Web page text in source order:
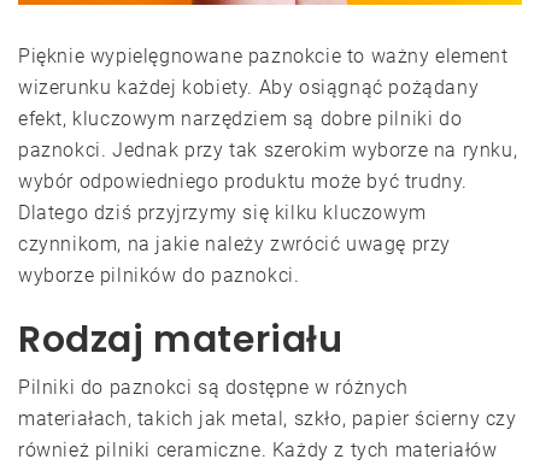
Pięknie wypielęgnowane paznokcie to ważny element
wizerunku każdej kobiety. Aby osiągnąć pożądany
efekt, kluczowym narzędziem są dobre pilniki do
paznokci. Jednak przy tak szerokim wyborze na rynku,
wybór odpowiedniego produktu może być trudny.
Dlatego dziś przyjrzymy się kilku kluczowym
czynnikom, na jakie należy zwrócić uwagę przy
wyborze pilników do paznokci.
Rodzaj materiału
Pilniki do paznokci są dostępne w różnych
materiałach, takich jak metal, szkło, papier ścierny czy
również pilniki ceramiczne. Każdy z tych materiałów